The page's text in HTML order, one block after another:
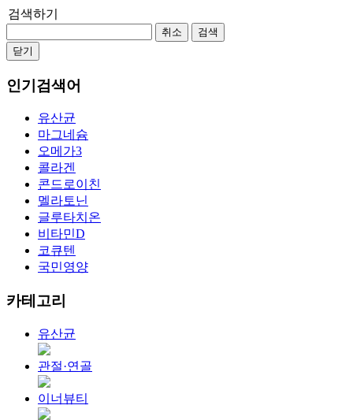
검색하기
취소
검색
닫기
인기검색어
유산균
마그네슘
오메가3
콜라겐
콘드로이친
멜라토닌
글루타치온
비타민D
코큐텐
국민영양
카테고리
유산균
관절·연골
이너뷰티